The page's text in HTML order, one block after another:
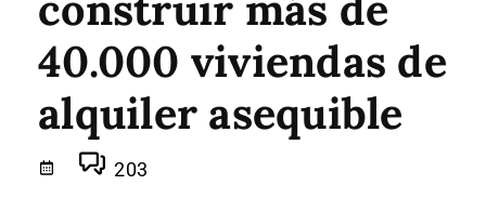
40.000 viviendas de
alquiler asequible
203